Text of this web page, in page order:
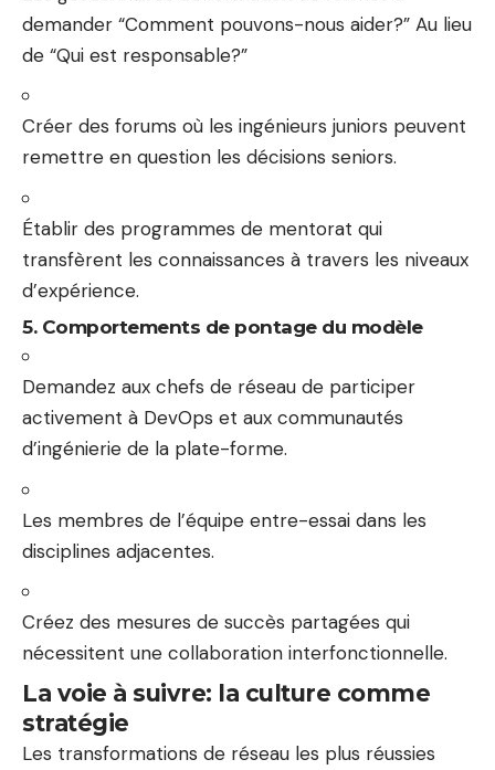
demander “Comment pouvons-nous aider?” Au lieu
de “Qui est responsable?”
Créer des forums où les ingénieurs juniors peuvent
remettre en question les décisions seniors.
Établir des programmes de mentorat qui
transfèrent les connaissances à travers les niveaux
d’expérience.
5. Comportements de pontage du modèle
Demandez aux chefs de réseau de participer
activement à DevOps et aux communautés
d’ingénierie de la plate-forme.
Les membres de l’équipe entre-essai dans les
disciplines adjacentes.
Créez des mesures de succès partagées qui
nécessitent une collaboration interfonctionnelle.
La voie à suivre: la culture comme
stratégie
Les transformations de réseau les plus réussies